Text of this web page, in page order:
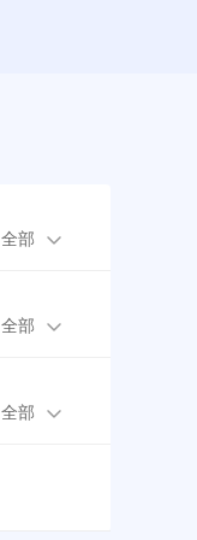
全部
全部
全部